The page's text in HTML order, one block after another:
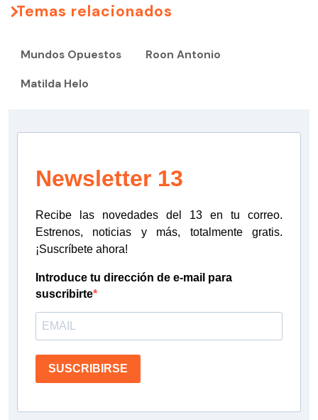
Temas relacionados
Mundos Opuestos Roon Antonio
Matilda Helo
Newsletter 13
Recibe las novedades del 13 en tu correo.
Estrenos, noticias y más, totalmente gratis.
¡Suscríbete ahora!
Introduce tu dirección de e-mail para
suscribirte
SUSCRIBIRSE